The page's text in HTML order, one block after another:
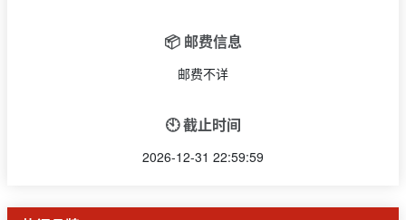
📦 邮费信息
邮费不详
🕙 截止时间
2026-12-31 22:59:59